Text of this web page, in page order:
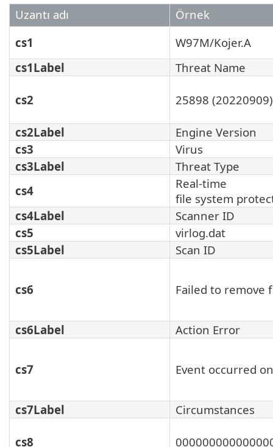
Uzantı adı
Örnek
cs1
W97M/Kojer.A
cs1Label
Threat Name
cs2 25898 (20220909)
cs2Label
Engine Version
cs3
Virus
cs3Label
Threat Type
cs4
Real-time
file system
cs4Label
Scanner ID
cs5
virlog.dat
cs5Label
Scan ID
cs6 Failed to remove
cs6Label Action Error
cs7 Event occurred
cs7Label Circumstances
cs8